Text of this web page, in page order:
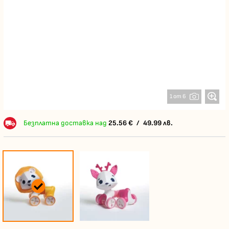
1 от 6
Безплатна доставка над 25.56 € / 49.99 лв.